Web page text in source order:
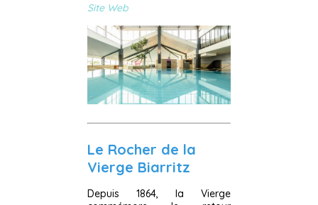
Site Web
Le Rocher de la
Vierge Biarritz
Depuis 1864, la Vierge